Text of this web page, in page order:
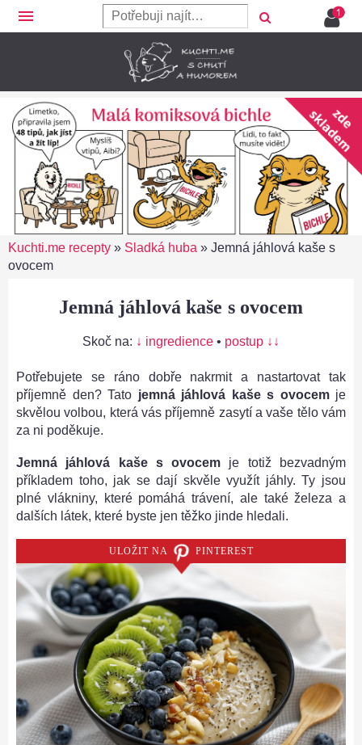
menu
Kuchti.me recepty » Sladká huba » Jemná jáhlová kaše s
ovocem
Jemná jáhlová kaše s ovocem
Skoč na: ↓ ingredience • postup ↓↓
Potřebujete se ráno dobře nakrmit a nastartovat tak
příjemně den? Tato jemná jáhlová kaše s ovocemje
skvělou volbou, která vás příjemně zasytí a vaše tělo vám
za ni poděkuje.
Jemná jáhlová kaše s ovocem je totiž bezvadným
příkladem toho, jak se dají skvěle využít jáhly. Ty jsou
plné vlákniny, které pomáhá trávení, ale také železa a
dalších látek, které byste jen těžko jinde hledali.
ULOŽIT NA PINTEREST